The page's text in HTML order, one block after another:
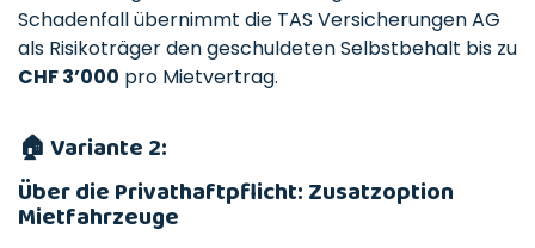
Schadenfall übernimmt die TAS Versicherungen AG
als Risikoträger den geschuldeten Selbstbehalt bis zu
CHF 3’000 pro Mietvertrag.
🏠Variante 2:
Über die Privathaftpflicht: Zusatzoption
Mietfahrzeuge